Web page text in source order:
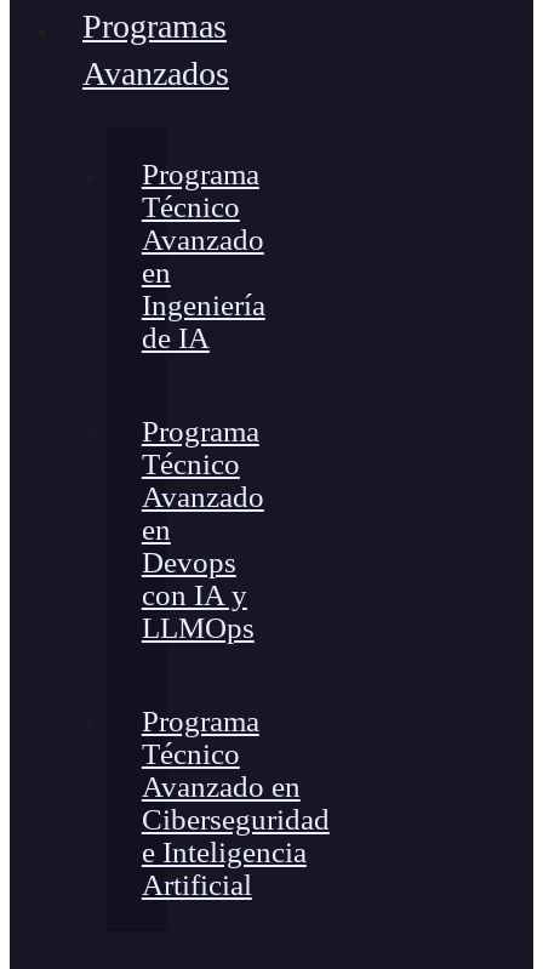
Programas
Avanzados
Programa
Técnico
Avanzado
en
Ingeniería
de IA
Programa
Técnico
Avanzado
en
Devops
con IA y
LLMOps
Programa
Técnico
Avanzado en
Ciberseguridad
e Inteligencia
Artificial